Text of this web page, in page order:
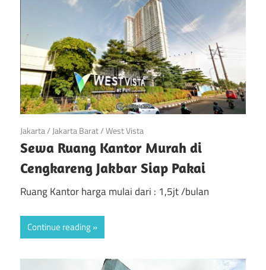
April 20, 2019
Jakarta/ Jakarta Barat/West Vista
Sewa Ruang Kantor Murah di
Cengkareng Jakbar Siap Pakai
Ruang Kantor harga mulai dari : 1,5jt /bulan
Continue reading